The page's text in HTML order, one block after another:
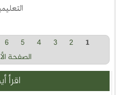
Pages
1
2
3
4
5
6
الصفحة
اقرأ